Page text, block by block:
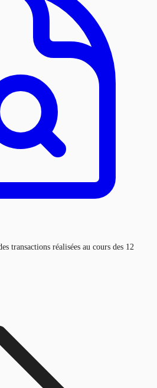
transactions réalisées au cours des 12